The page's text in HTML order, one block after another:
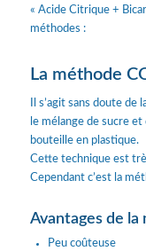
« Acide Citrique +
méthodes :
La méthode
Il s’agit sans doute
le mélange de sucre
bouteille en plastique.
Cette technique est
Cependant c’est la
Avantages de la
Peu coûteuse